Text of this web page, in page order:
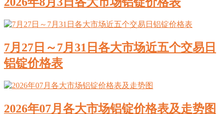
7月27日～7月31日各大市场近五个交易日
铝锭价格表
2026年07月各大市场铝锭价格表及走势图